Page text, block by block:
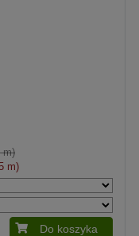
m)
m)
Do koszyka